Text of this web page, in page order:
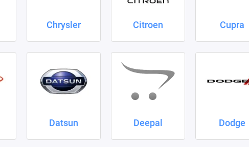
Chrysler Citroen Cupra
Datsun Deepal Dodge